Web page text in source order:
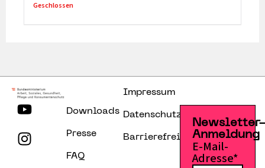
Geschlossen
Downloads
Presse
FAQ
Impressum
Datenschutzerklärung
Barrierefreiheitserklärung
Anmeldung
E-Mail-
Adresse*